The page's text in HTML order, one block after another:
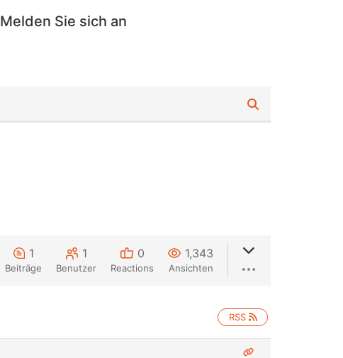
Melden Sie sich an
1
Beiträge
1
Benutzer
0
Reactions
1,343
Ansichten
RSS